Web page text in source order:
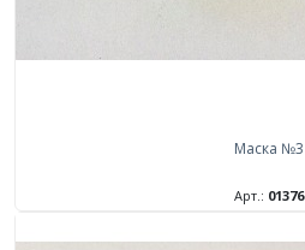
Маска №3
Арт.: 01376